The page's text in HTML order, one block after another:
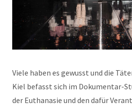
Viele haben es gewusst und die
Kiel befasst sich im Dokumentar-
der Euthanasie und den dafür